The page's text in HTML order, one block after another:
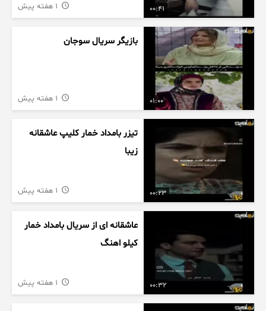
00:41
01:00
بازیگر سریال سوجان
00:23
تیزر بامداد خمار کلیپ عاشقانه
زیبا
00:32
عاشقانه ای از سریال بامداد خمار
کیلو اهنگ